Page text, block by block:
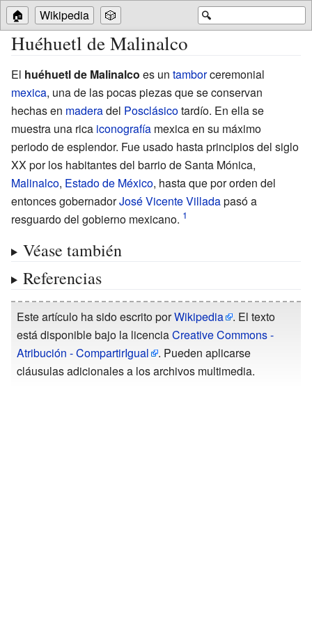
🔍
🏠 Wikipedia 🎲
Huéhuetl de Malinalco
El huéhuetl de Malinalco es un tamborceremonial
mexica, una de las pocas piezas que se conservan
hechas en maderadel Posclásicotardío. En ella se
muestra una rica iconografía mexica en su máximo
periodo de esplendor. Fue usado hasta principios del siglo
XX por los habitantes del barrio de Santa Mónica,
Malinalco, Estado de México, hasta que por orden del
entonces gobernadorJosé Vicente Villadapasó a
resguardo del gobierno mexicano.
Véase también
Referencias
Este artículo ha sido escrito porWikipedia
. El texto
está disponible bajo la licenciaCreative Commons -
Atribución - CompartirIgual
. Pueden aplicarse
cláusulas adicionales a los archivos multimedia.